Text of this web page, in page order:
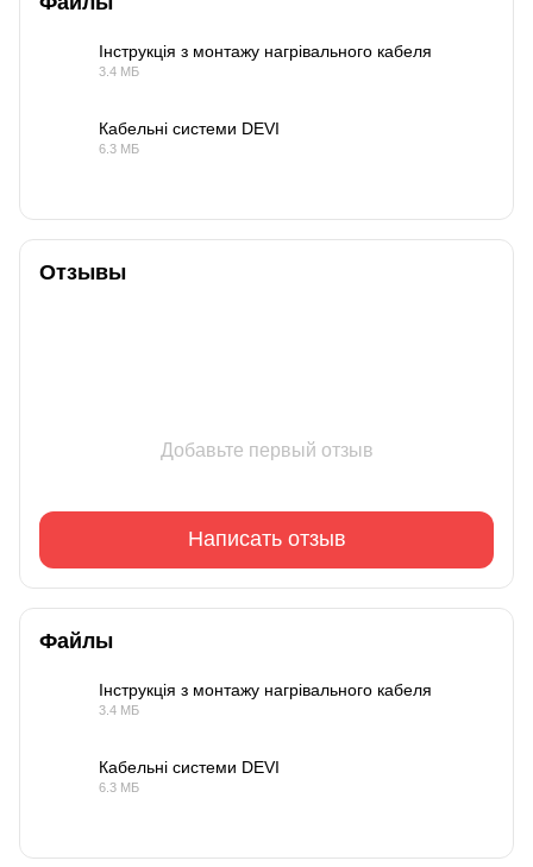
Інструкція з монтажу нагрівального кабеля
3.4 МБ
Кабельні системи DEVI
6.3 МБ
Отзывы
Добавьте первый отзыв
Написать отзыв
Файлы
Інструкція з монтажу нагрівального кабеля
3.4 МБ
Кабельні системи DEVI
6.3 МБ